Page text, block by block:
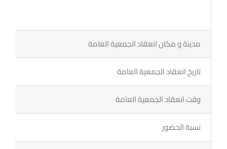
مدينة و مكان انعقاد الجمعية العامة
تاريخ انعقاد الجمعية العامة
وقت انعقاد الجمعية العامة
نسبة الحضور